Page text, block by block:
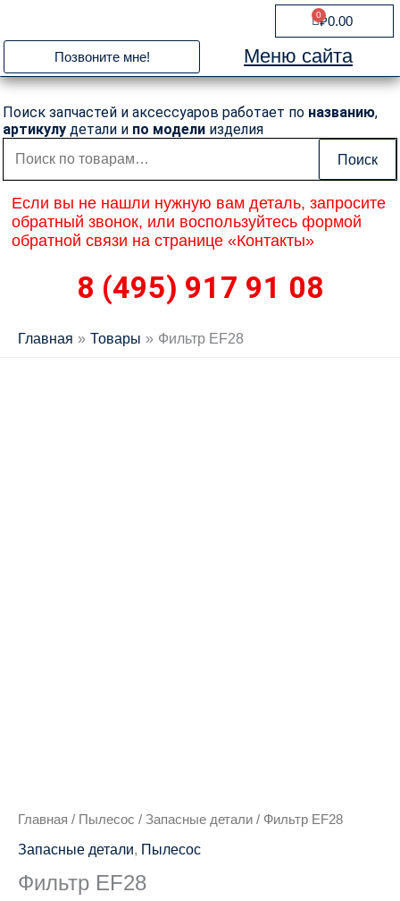
содержимому
₽0.00
0
Cart
Позвоните мне! Меню сайта
Поиск запчастей и аксессуаров работает по названию,
артикулу детали и по модели изделия
Искать:
Поиск
Если вы не нашли нужную вам деталь, запросите
обратный звонок, или воспользуйтесь формой
обратной связи на странице «Контакты»
8 (495) 917 91 08
Главная Товары Фильтр EF28
Главная / Пылесос / Запасные детали / Фильтр EF28
Запасные детали Пылесос
Фильтр EF28